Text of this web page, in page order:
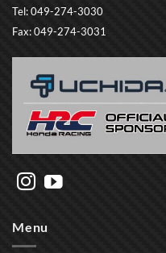
Tel: 049-274-3030
Fax: 049-274-3031
Menu